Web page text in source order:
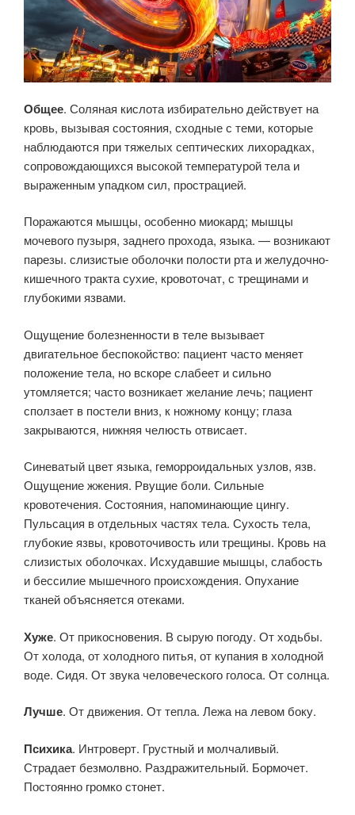
Общее. Соляная кислота избирательно действует на
кровь, вызывая состояния, сходные с теми, которые
наблюдаются при тяжелых септических лихорадках,
сопровождающихся высокой температурой тела и
выраженным упадком сил, прострацией.
Поражаются мышцы, особенно миокард; мышцы
мочевого пузыря, заднего прохода, языка. — возникают
парезы. слизистые оболочки полости рта и желудочно-
кишечного тракта сухие, кровоточат, с трещинами и
глубокими язвами.
Ощущение болезненности в теле вызывает
двигательное беспокойство: пациент часто меняет
положение тела, но вскоре слабеет и сильно
утомляется; часто возникает желание лечь; пациент
сползает в постели вниз, к ножному концу; глаза
закрываются, нижняя челюсть отвисает.
Синеватый цвет языка, геморроидальных узлов, язв.
Ощущение жжения. Рвущие боли. Сильные
кровотечения. Состояния, напоминающие цингу.
Пульсация в отдельных частях тела. Сухость тела,
глубокие язвы, кровоточивость или трещины. Кровь на
слизистых оболочках. Исхудавшие мышцы, слабость
и бессилие мышечного происхождения. Опухание
тканей объясняется отеками.
Хуже. От прикосновения. В сырую погоду. От ходьбы.
От холода, от холодного питья, от купания в холодной
воде. Сидя. От звука человеческого голоса. От солнца.
Лучше. От движения. От тепла. Лежа на левом боку.
Психика. Интроверт. Грустный и молчаливый.
Страдает безмолвно. Раздражительный. Бормочет.
Постоянно громко стонет.